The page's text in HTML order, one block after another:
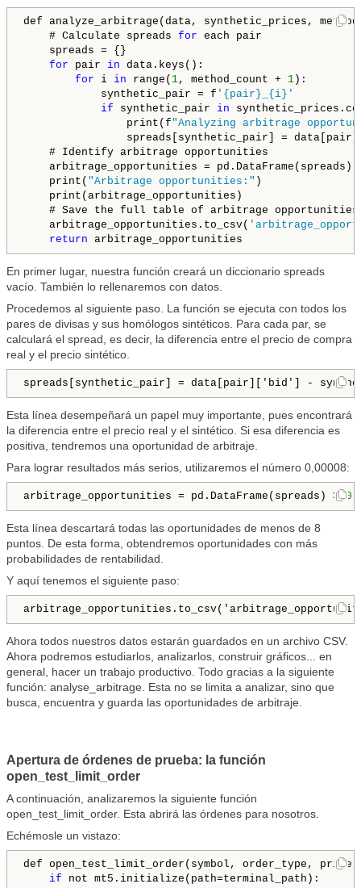
def analyze_arbitrage(data, synthetic_prices,
# Calculate spreads for each pair
spreads = {}
for pair in data.keys():
for i in range( 1, method_count + 1 ):
synthetic_pair = f '{pair}_{i}'
if synthetic_pair in
print(f"Analyzing arbitrage
spreads[synthetic_pair] =
# Identify arbitrage opportunities
arbitrage_opportunities = pd.DataFrame(spreads)
print( "Arbitrage opportunities:" )
print(arbitrage_opportunities)
# Save the full table of arbitrage opportunities
arbitrage_opportunities.to_csv(
return arbitrage_opportunities
En primer lugar, nuestra función creará un diccionario spreads
vacío. También lo rellenaremos con datos.
Procedemos al siguiente paso. La función se ejecuta con todos los
pares de divisas y sus homólogos sintéticos. Para cada par, se
calculará el spread, es decir, la diferencia entre el precio de compra
real y el precio sintético.
spreads[synthetic_pair] = data[pair]['bid'] -
Esta línea desempeñará un papel muy importante, pues encontrará
la diferencia entre el precio real y el sintético. Si esa diferencia es
positiva, tendremos una oportunidad de arbitraje.
Para lograr resultados más serios, utilizaremos el número 0,00008:
arbitrage_opportunities = pd.DataFrame(spreads) >
Esta línea descartará todas las oportunidades de menos de 8
puntos. De esta forma, obtendremos oportunidades con más
probabilidades de rentabilidad.
Y aquí tenemos el siguiente paso:
Ahora todos nuestros datos estarán guardados en un archivo CSV.
Ahora podremos estudiarlos, analizarlos, construir gráficos... en
general, hacer un trabajo productivo. Todo gracias a la siguiente
función: analyse_arbitrage. Esta no se limita a analizar, sino que
busca, encuentra y guarda las oportunidades de arbitraje.
Apertura de órdenes de prueba: la función
open_test_limit_order
A continuación, analizaremos la siguiente función
open_test_limit_order. Esta abrirá las órdenes para nosotros.
Echémosle un vistazo:
def open_test_limit_order(symbol, order_type,
if not mt5.initialize(path=terminal_path):